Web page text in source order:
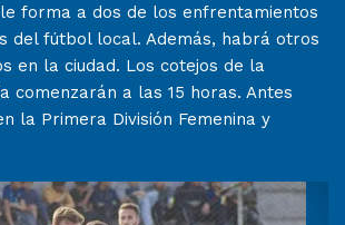
forma a dos de los enfrentamientos
del fútbol local. Además, habrá otros
en la ciudad. Los cotejos de la
comenzarán a las 15 horas. Antes
la Primera División Femenina y